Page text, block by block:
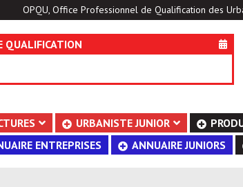
OPQU, Office Professionnel de Qualification des
QUALIFICATION
URBANISTE JUNIOR
ENTREPRISES ANNUAIRE JUNIORS